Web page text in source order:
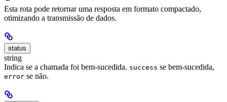
Esta rota pode retornar uma resposta em formato compactado,
otimizando a transmissão de dados.
status
string
Indica se a chamada foi bem-sucedida. success se bem-sucedida,
error se não.